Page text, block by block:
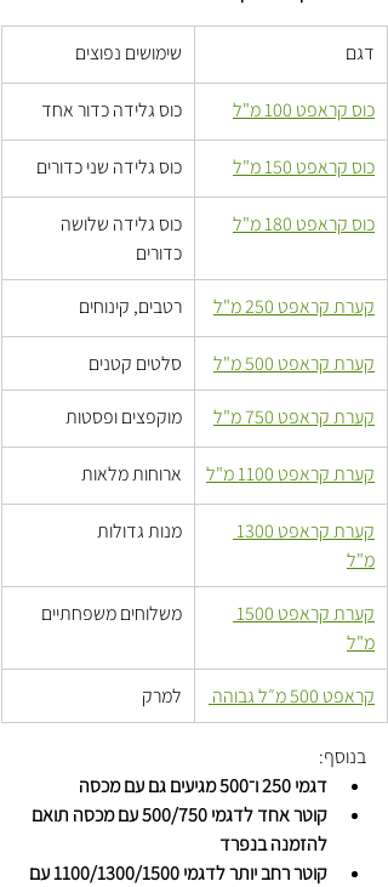
דגם שימושים נפוצים
כוס קראפט 100 מ"ל כוס גלידה כדור אחד
כוס קראפט 150 מ"ל כוס גלידה שני כדורים
כוס קראפט 180 מ"ל
כוס גלידה שלושה
כדורים
קערת קראפט 250 מ"ל רטבים, קינוחים
קערת קראפט 500 מ"ל סלטים קטנים
קערת קראפט 750 מ"ל מוקפצים ופסטות
קערת קראפט 1100 מ"ל ארוחות מלאות
מ"ל
מנות גדולות
מ"ל
משלוחים משפחתיים
קראפט 500 מ״ל גבוהה למרק
בנוסף:
דגמי 250 ו־500 מגיעים גם עם מכסה
קוטר אחד לדגמי 500/750 עם מכסה תואם
להזמנה בנפרד
קוטר רחב יותר לדגמי 1100/1300/1500 עם